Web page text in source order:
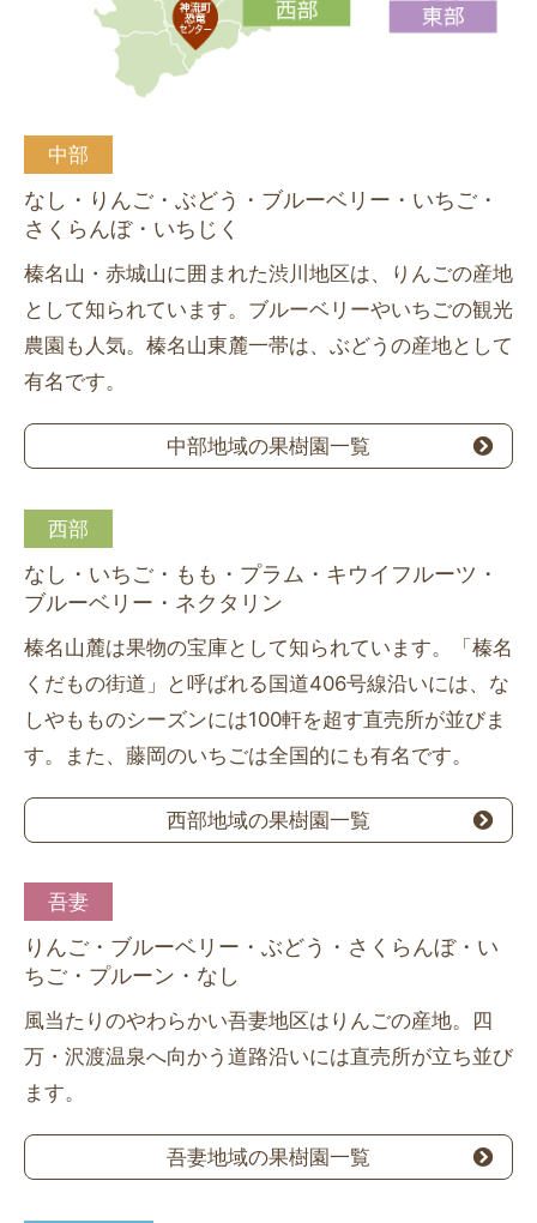
中部
なし・りんご・ぶどう・ブルーベリー・いちご・
さくらんぼ・いちじく
榛名山・赤城山に囲まれた渋川地区は、りんごの産地
として知られています。ブルーベリーやいちごの観光
農園も人気。榛名山東麓一帯は、ぶどうの産地として
有名です。
中部地域の果樹園一覧
西部
なし・いちご・もも・プラム・キウイフルーツ・
ブルーベリー・ネクタリン
榛名山麓は果物の宝庫として知られています。「榛名
くだもの街道」と呼ばれる国道406号線沿いには、な
しやもものシーズンには100軒を超す直売所が並びま
す。また、藤岡のいちごは全国的にも有名です。
西部地域の果樹園一覧
吾妻
りんご・ブルーベリー・ぶどう・さくらんぼ・い
ちご・プルーン・なし
風当たりのやわらかい吾妻地区はりんごの産地。四
万・沢渡温泉へ向かう道路沿いには直売所が立ち並び
ます。
吾妻地域の果樹園一覧